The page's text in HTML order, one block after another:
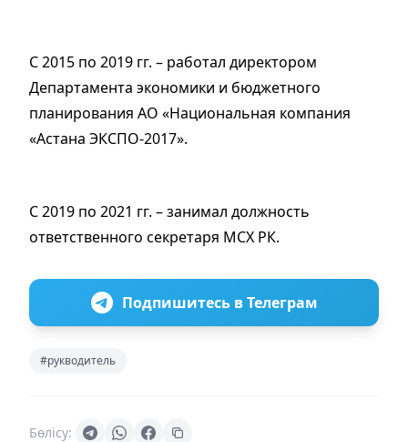
С 2015 по 2019 гг. – работал директором
Департамента экономики и бюджетного
планирования АО «Национальная компания
«Астана ЭКСПО-2017».
С 2019 по 2021 гг. – занимал должность
ответственного секретаря МСХ РК.
Подпишитесь в Телеграм
#рукводитель
Бөлісу: